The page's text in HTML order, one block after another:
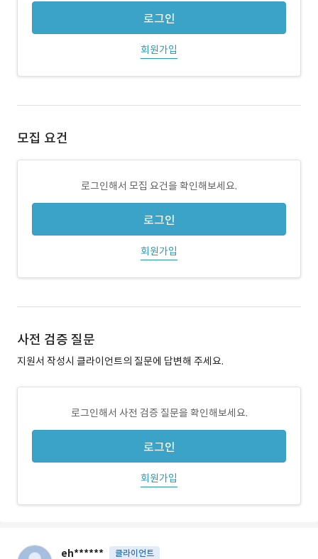
로그인
회원가입
모집 요건
로그인해서 모집 요건을 확인해보세요.
로그인
회원가입
사전 검증 질문
지원서 작성시 클라이언트의 질문에 답변해 주세요.
로그인해서 사전 검증 질문을 확인해보세요.
로그인
회원가입
eh****** 클라이언트